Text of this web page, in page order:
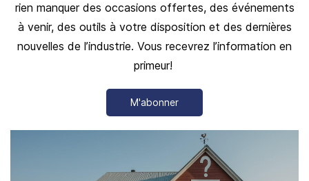
rien manquer des occasions offertes, des événements
à venir, des outils à votre disposition et des dernières
nouvelles de l’industrie. Vous recevrez l’information en
primeur!
M'abonner